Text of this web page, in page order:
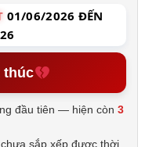
01/06/2026 ĐẾN
thúc
đầu tiên — hiện còn3
sắp xếp được thời